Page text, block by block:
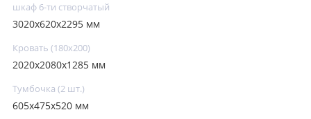
шкаф 6-ти створчатый
3020х620х2295 мм
Кровать (180х200)
2020x2080x1285 мм
Тумбочка (2 шт.)
605х475х520 мм